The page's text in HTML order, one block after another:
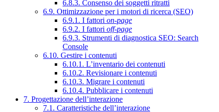
6.8.3. Consenso dei soggetti ritratti
6.9. Ottimizzazione per i motori di ricerca (SEO)
6.9.1. I fattori on-page
6.9.2. I fattori off-page
6.9.3. Strumenti di diagnostica SEO: Search
Console
6.10. Gestire i contenuti
6.10.1. L’inventario dei contenuti
6.10.2. Revisionare i contenuti
6.10.3. Migrare i contenuti
6.10.4. Pubblicare i contenuti
7. Progettazione dell’interazione
7.1. Caratteristiche dell’interazione